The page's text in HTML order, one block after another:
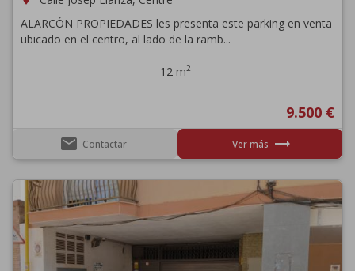
ALARCÓN PROPIEDADES les presenta este parking en venta
ubicado en el centro, al lado de la ramb...
12 m2
9.500 €
email Contactar Ver más trending_flat
Previous Next